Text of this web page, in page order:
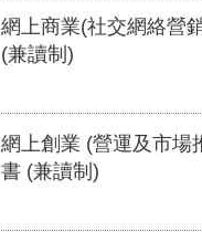
網上商業(社交網絡營
(兼讀制)
網上創業 (營運及市場
書 (兼讀制)